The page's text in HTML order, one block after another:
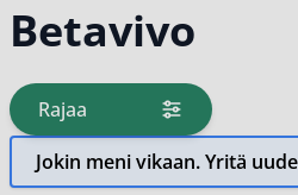
Betavivo
Rajaa
tuotteita
Jokin meni vikaan. Yritä